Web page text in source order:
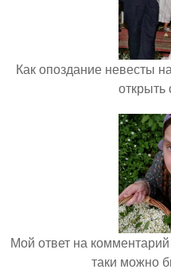
Как опоздание невесты
открыть
Мой ответ на
таки можно